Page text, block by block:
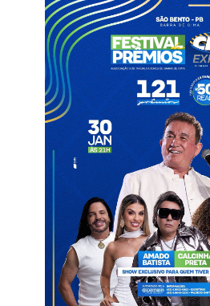
A secretária de Estado do
Werton, destacou que o Projeto é
Projeto +Proteção Quilombola é um
aqui, em Paratibe, eles escolheram
verdade, essa habilidade as
aperfeiçoar. Já outras mulheres
pegar em máquinas mais modernas
renda. Então, vai trazer renda para
qualidade de vida e cidadania em
tarefa, o Governo da Paraíba está
essa equipe para dentro da
mulheres e aí contribuir também
respeito e reparação histórica com